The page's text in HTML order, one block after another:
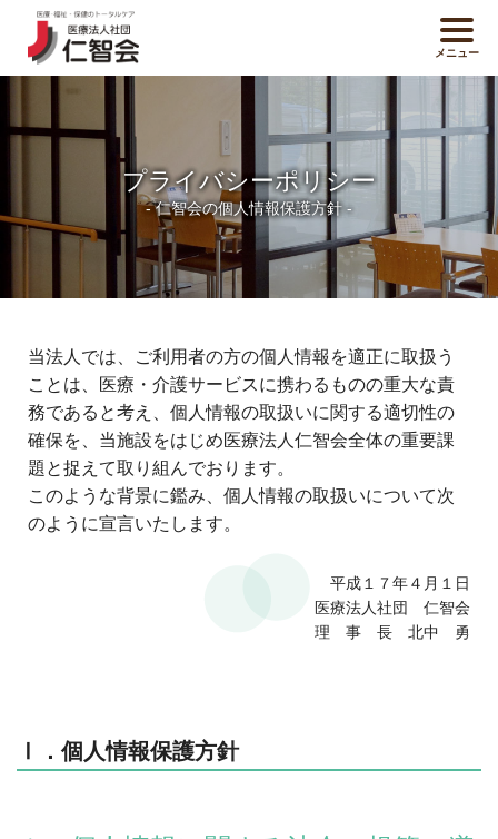
メニュー
プライバシーポリシー
- 仁智会の個人情報保護方針 -
当法人では、ご利用者の方の個人情報を適正に取扱う
ことは、医療・介護サービスに携わるものの重大な責
務であると考え、個人情報の取扱いに関する適切性の
確保を、当施設をはじめ医療法人仁智会全体の重要課
題と捉えて取り組んでおります。
このような背景に鑑み、個人情報の取扱いについて次
のように宣言いたします。
平成１７年４月１日
医療法人社団 仁智会
理 事 長 北中 勇
Ⅰ．個人情報保護方針